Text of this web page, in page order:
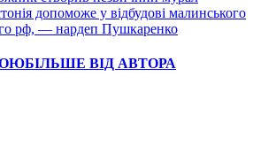
допоможе у відбудові малинського
рф, — нардеп Пушкаренко
БІЛЬШЕ ВІД АВТОРА